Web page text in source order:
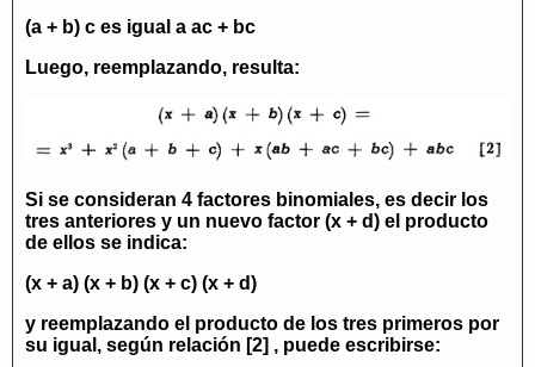
(a + b) c es igual a ac + bc
Luego, reemplazando, resulta:
Si se consideran 4 factores binomiales, es decir los
tres anteriores y un nuevo factor (x + d) el producto
de ellos se indica:
(x + a) (x + b) (x + c) (x + d)
y reemplazando el producto de los tres primeros por
su igual, según relación [2] , puede escribirse: